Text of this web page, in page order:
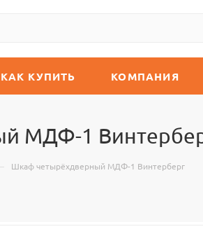
КАК КУПИТЬ КОМПАНИЯ
МДФ-1
Шкаф четырёхдверный МДФ-1 Винтерберг